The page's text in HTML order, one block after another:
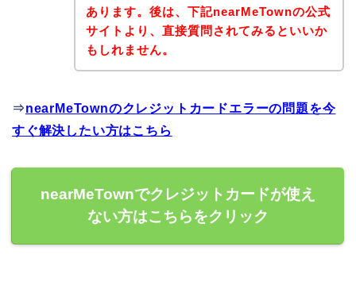
あります。後は、下記nearMeTownの公式
サイトより、直接質問されてみるといいか
もしれません。
⇒nearMeTownのクレジットカードエラーの問題を今
すぐ解決したい方はこちら
nearMeTownでクレジットカードが使え
ない方はこちらをクリック